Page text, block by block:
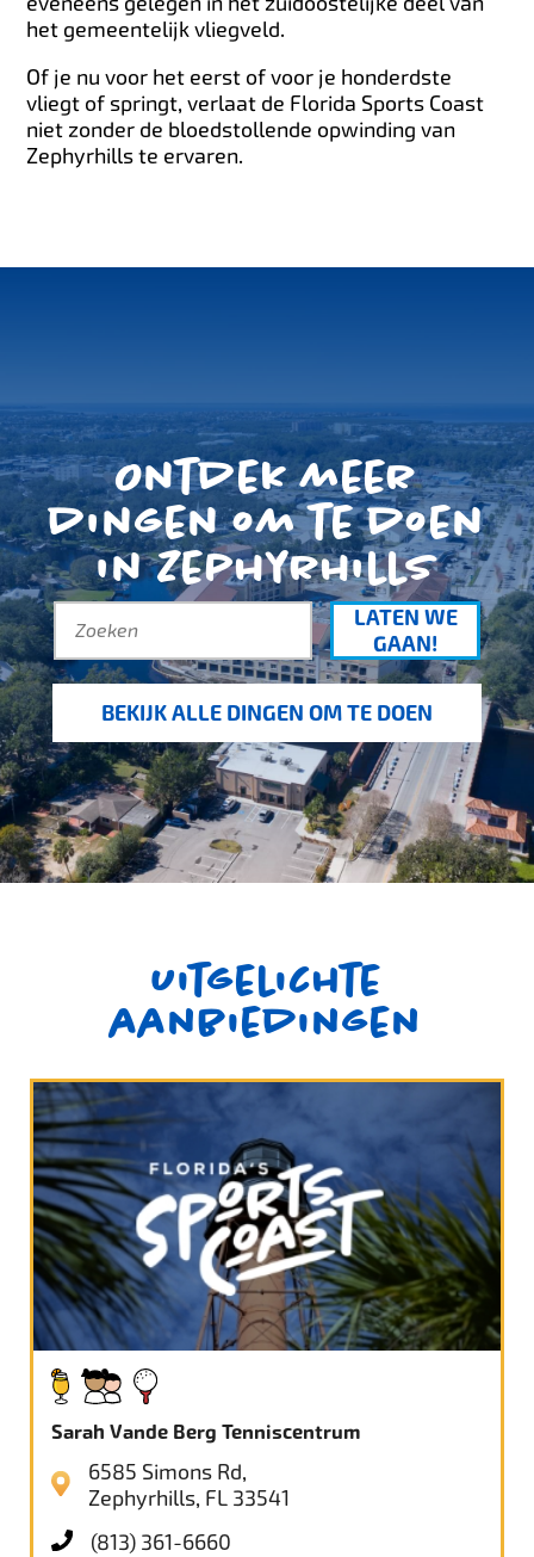
het gemeentelijk vliegveld.
Of je nu voor het eerst of voor je honderdste
vliegt of springt, verlaat de Florida Sports Coast
niet zonder de bloedstollende opwinding van
Zephyrhills te ervaren.
Ontdek meer
dingen om te doen
in Zephyrhills
LATEN WE
GAAN!
BEKIJK ALLE DINGEN OM TE DOEN
Uitgelichte
aanbiedingen
Sarah Vande Berg Tenniscentrum
6585 Simons Rd,
Zephyrhills, FL 33541
(813) 361-6660